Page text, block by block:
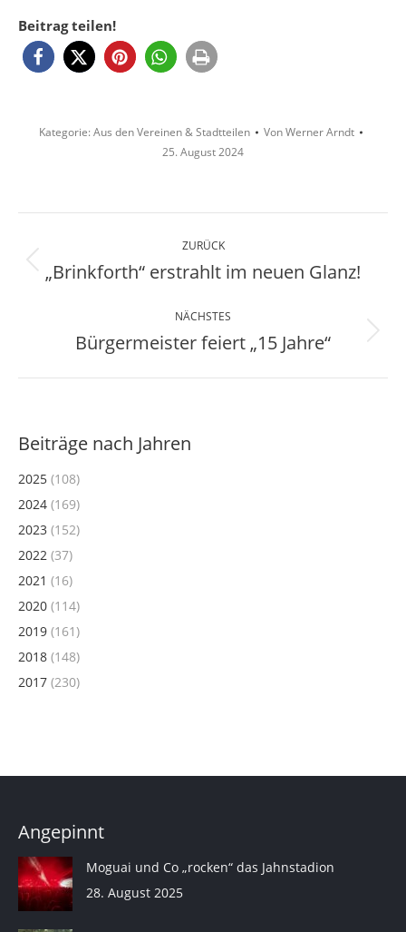
Beitrag teilen!
Kategorie:Aus den Vereinen & Stadtteilen VonWerner Arndt
25. August 2024
Kommentarnavigation
ZURÜCK
Vorheriger
„Brinkforth“ erstrahlt im neuen Glanz!
NÄCHSTES
Nächster
Bürgermeister feiert „15 Jahre“
Beiträge nach Jahren
2025 (108)
2024 (169)
2023 (152)
2022 (37)
2021 (16)
2020 (114)
2019 (161)
2018 (148)
2017 (230)
Angepinnt
Moguai und Co „rocken“ das Jahnstadion
28. August 2025